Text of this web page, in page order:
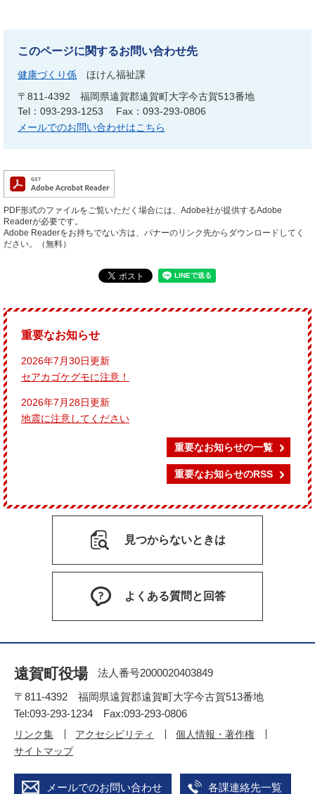
このページに関するお問い合わせ先
健康づくり係
ほけん福祉課
〒811-4392
福岡県遠賀郡遠賀町大字今古賀513番地
Tel：093-293-1253
Fax：093-293-0806
メールでのお問い合わせはこちら
PDF形式のファイルをご覧いただく場合には、Adobe社が提供するAdobe
Readerが必要です。
Adobe Readerをお持ちでない方は、バナーのリンク先からダウンロードしてく
ださい。（無料）
重要なお知らせ
2026年7月30日更新
セアカゴケグモに注意！
2026年7月28日更新
地震に注意してください
重要なお知らせの一覧
重要なお知らせのRSS
見つからないときは
よくある質問と回答
遠賀町役場
法人番号2000020403849
〒811-4392 福岡県遠賀郡遠賀町大字今古賀513番地
Tel:093-293-1234 Fax:093-293-0806
リンク集 アクセシビリティ
個人情報・著作権
サイトマップ
メールでのお問い合わせ 各課連絡先一覧